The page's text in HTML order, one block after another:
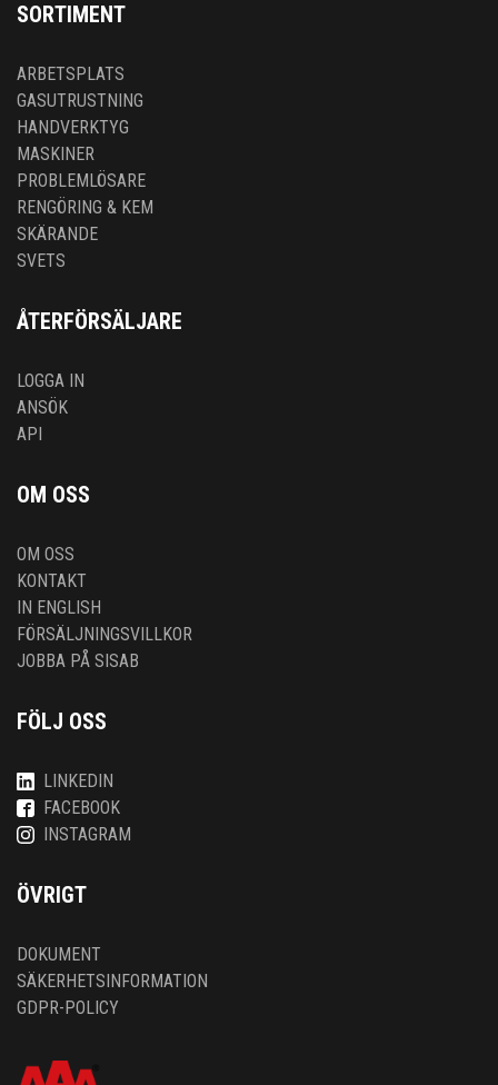
SORTIMENT
ARBETSPLATS
GASUTRUSTNING
HANDVERKTYG
MASKINER
PROBLEMLÖSARE
RENGÖRING & KEM
SKÄRANDE
SVETS
ÅTERFÖRSÄLJARE
LOGGA IN
ANSÖK
API
OM OSS
OM OSS
KONTAKT
IN ENGLISH
FÖRSÄLJNINGSVILLKOR
JOBBA PÅ SISAB
FÖLJ OSS
LINKEDIN
FACEBOOK
INSTAGRAM
ÖVRIGT
DOKUMENT
SÄKERHETSINFORMATION
GDPR-POLICY